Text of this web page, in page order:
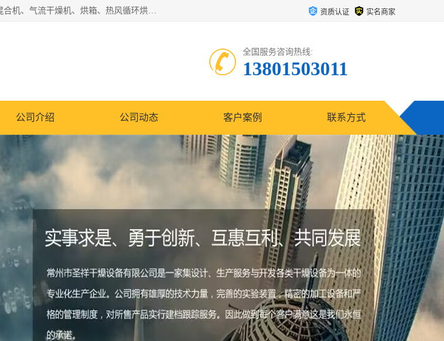
常州市圣祥干燥设备有限公司以生产干燥设备为主导产品，提供：干燥设备、干燥机、混合机、气流干燥机、烘箱、热风循环烘箱、沸腾干燥机、烘干机、喷雾干燥机等产品的生产、制造与销售服务。 资质认证 实名商家
全国服务咨询热线:
13801503011
公司介绍 公司动态 客户案例 联系方式